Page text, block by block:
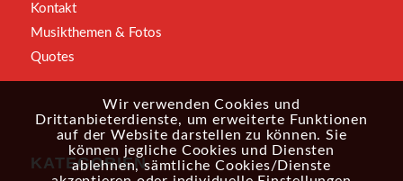
Kontakt
Musikthemen & Fotos
Quotes
KATEGORIEN
Wir verwenden Cookies und
Drittanbieterdienste, um erweiterte Funktionen
auf der Website darstellen zu können. Sie
können jegliche Cookies und Diensten
ablehnen, sämtliche Cookies/Dienste